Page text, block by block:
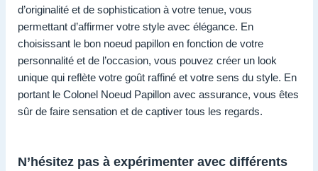
d’originalité et de sophistication à votre tenue, vous
permettant d’affirmer votre style avec élégance. En
choisissant le bon noeud papillon en fonction de votre
personnalité et de l’occasion, vous pouvez créer un look
unique qui reflète votre goût raffiné et votre sens du style. En
portant le Colonel Noeud Papillon avec assurance, vous êtes
sûr de faire sensation et de captiver tous les regards.
N’hésitez pas à expérimenter avec différents